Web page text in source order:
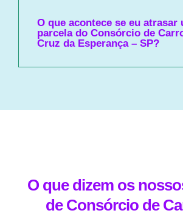
O que acontece se eu atrasar
parcela do Consórcio de
Cruz da Esperança – SP?
O que dizem os
de Consórcio de